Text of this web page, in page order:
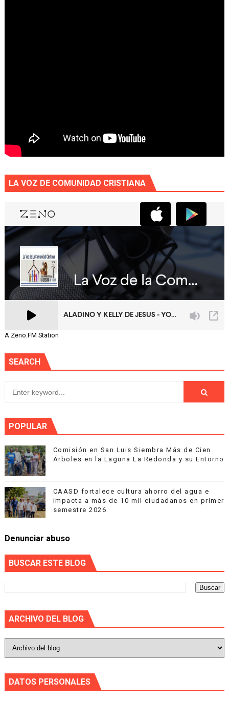
LA VOZ DE COMUNIDAD CRISTIANA
A Zeno.FM Station
SEARCH
POPULAR
Comisión en San Luis Siembra Más de Cien
Árboles en la Laguna La Redonda y su Entorno
CAASD fortalece cultura ahorro del agua e
impacta a más de 10 mil ciudadanos en primer
semestre 2026
Denunciar abuso
BUSCAR ESTE BLOG
ARCHIVO DEL BLOG
DATOS PERSONALES